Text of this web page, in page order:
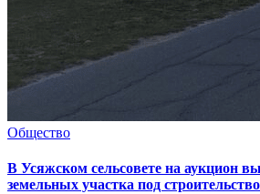
Общество
В Усяжском сельсовете на аукцион
земельных участка под